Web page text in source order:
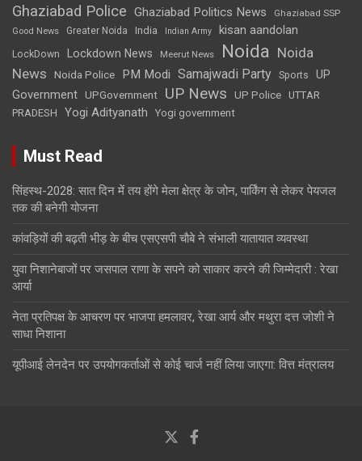
Ghaziabad Police Ghaziabad Politics News Ghaziabad SSP
Good News Greater Noida India Indian Army kisan aandolan
LockDown Lockdown News Meerut News Noida Noida
News
Noida Police PM Modi Samajwadi Party Sports
UP
Government UPGovernment UP News UP Police
UTTAR
PRADESH
Yogi Adityanath Yogi government
Must Read
सिंहस्थ-2028: सात दिन में तय होंगे मेला क्षेत्र के जोन, पार्किंग से लेकर पेयजल
तक की बनेगी योजना
कांवड़ियों की बढ़ती भीड़ के बीच एसएसपी चाैबे ने संभाली यातायात व्यवस्था
युवा निशानेबाजों पर जसपाल राणा के सपने को साकार करने की जिम्मेदारी : रेखा
आर्या
नेता प्रतिपक्ष के आचरण पर भाजपा हमलावर, रेखा आर्य और मथुरा दत्त जोशी ने
साधा निशाना
यूपीआई लेनदेन पर उपयोगकर्ताओं से कोई चार्ज नहीं लिया जाएगा: वित्त मंत्रालय